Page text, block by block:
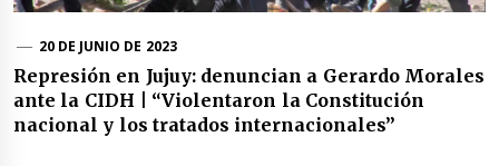
20 DE JUNIO DE 2023
Represión en Jujuy: denuncian a Gerardo Morales
ante la CIDH | “Violentaron la Constitución
nacional y los tratados internacionales”